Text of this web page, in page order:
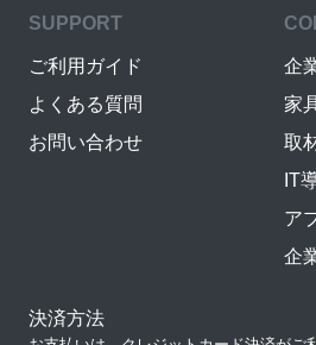
SUPPORT
ご利用ガイド
よくある質問
お問い合わせ
企
家
取
IT
ア
企
決済方法